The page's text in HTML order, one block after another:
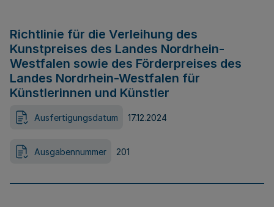
Richtlinie für die Verleihung des
Kunstpreises des Landes Nordrhein-
Westfalen sowie des Förderpreises des
Landes Nordrhein-Westfalen für
Künstlerinnen und Künstler
Ausfertigungsdatum 17.12.2024
Ausgabennummer 201